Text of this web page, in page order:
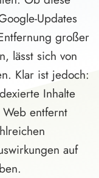
Updates
großer
lässt sich von
Klar ist jedoch:
Inhalte
entfernt
auf